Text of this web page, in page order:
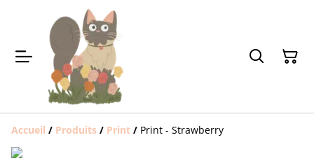
Accueil / Produits / Print / Print - Strawberry